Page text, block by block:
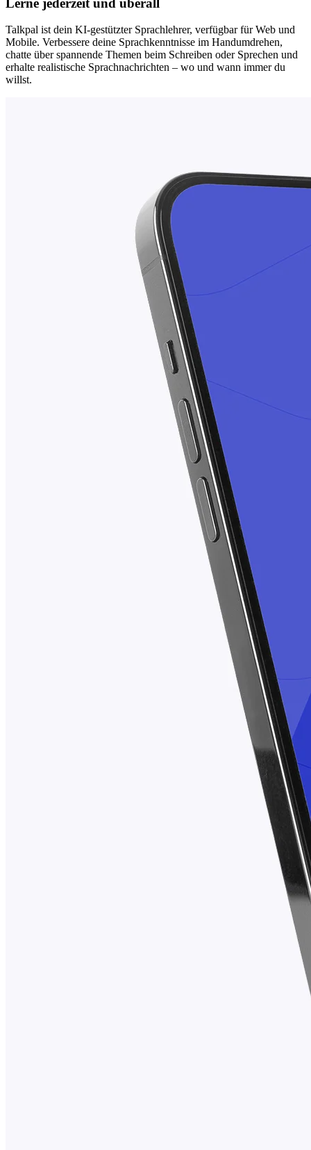
Talkpal ist dein KI-gestützter Sprachlehrer, verfügbar für Web und
Mobile. Verbessere deine Sprachkenntnisse im Handumdrehen,
chatte über spannende Themen beim Schreiben oder Sprechen und
erhalte realistische Sprachnachrichten – wo und wann immer du
willst.